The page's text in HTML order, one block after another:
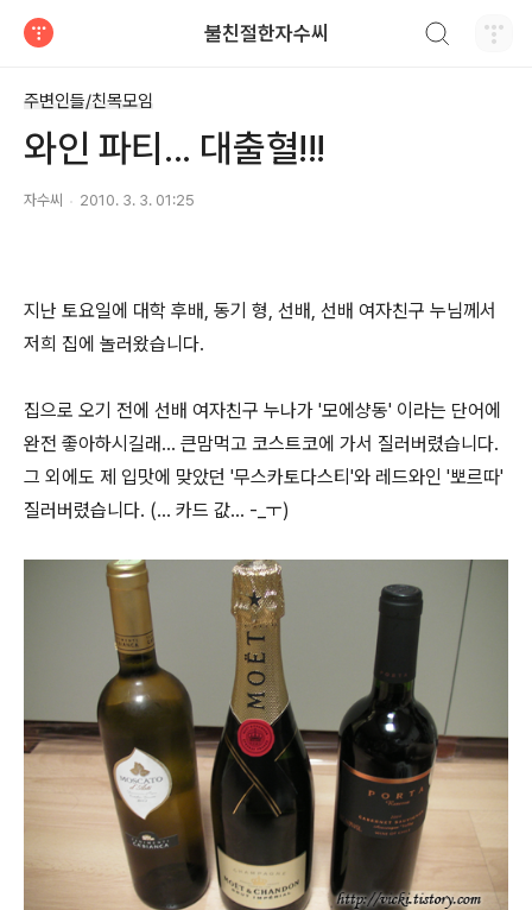
불친절한자수씨
주변인들/친목모임
와인 파티... 대출혈!!!
자수씨 2010. 3. 3. 01:25
지난 토요일에 대학 후배, 동기 형, 선배, 선배 여자친구 누님께서
저희 집에 놀러왔습니다.
집으로 오기 전에 선배 여자친구 누나가 '모에샹동' 이라는 단어에
완전 좋아하시길래... 큰맘먹고 코스트코에 가서 질러버렸습니다.
그 외에도 제 입맛에 맞았던 '무스카토다스티'와 레드와인 '뽀르따'
질러버렸습니다. (... 카드 값... -_ㅜ)